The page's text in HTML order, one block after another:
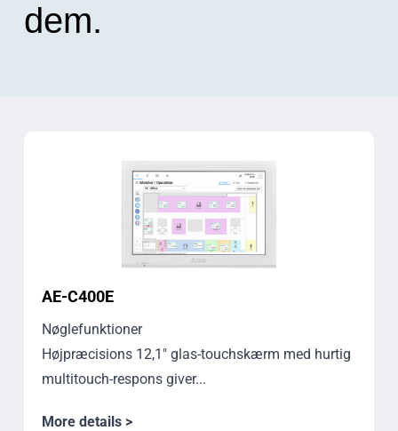
dem.
AE-C400E
Nøglefunktioner
Højpræcisions 12,1" glas-touchskærm med hurtig
multitouch-respons giver...
More details >